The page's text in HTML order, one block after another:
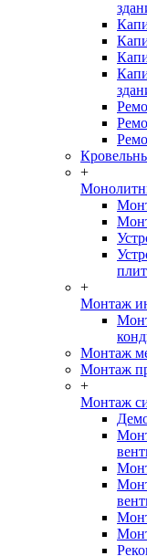
+
+
Монтаж
Монтаж
Монтаж
+
Монтаж